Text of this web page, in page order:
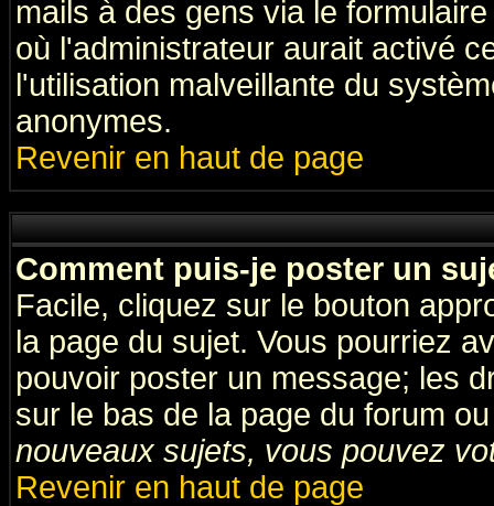
mails à des gens via le
où l'administrateur aurait activé
l'utilisation malveillante du
anonymes.
Revenir en haut de page
Comment puis-je poster un
Facile, cliquez sur le bouton
la page du sujet. Vous pourriez
pouvoir poster un message; les
sur le bas de la page du forum
nouveaux sujets, vous pouvez
Revenir en haut de page